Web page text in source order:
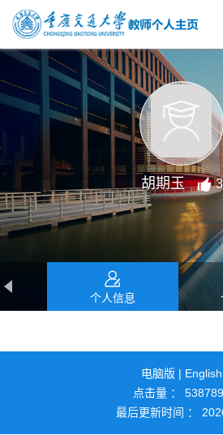
胡期玉 3
个人信息
社会兼职
电脑版 | English
点击量 ：
最后更新时间 ：